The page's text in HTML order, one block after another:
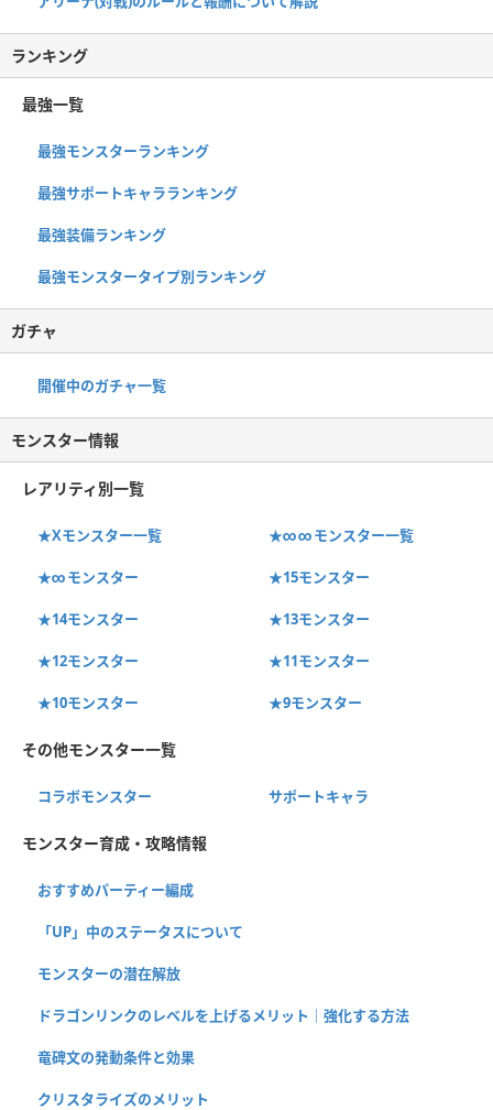
ランキング
最強一覧
最強モンスターランキング
最強サポートキャラランキング
最強装備ランキング
最強モンスタータイプ別ランキング
ガチャ
開催中のガチャ一覧
モンスター情報
レアリティ別一覧
★Xモンスター一覧 ★∞∞モンスター一覧
★∞モンスター ★15モンスター
★14モンスター ★13モンスター
★12モンスター ★11モンスター
★10モンスター ★9モンスター
その他モンスター一覧
コラボモンスター サポートキャラ
モンスター育成・攻略情報
おすすめパーティー編成
「UP」中のステータスについて
モンスターの潜在解放
ドラゴンリンクのレベルを上げるメリット｜強化する方法
竜碑文の発動条件と効果
クリスタライズのメリット